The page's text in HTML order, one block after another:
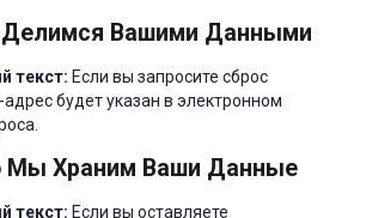
Вашими Данными
текст: Если вы запросите сброс
будет указан в электронном
Мы Храним Ваши Данные
текст: Если вы оставляете